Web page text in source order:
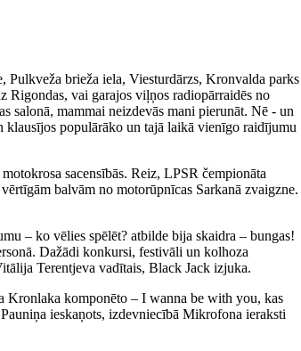
Pulkveža brieža iela, Viesturdārzs, Kronvalda parks
Rigondas, vai garajos viļņos radiopārraidēs no
salonā, mammai neizdevās mani pierunāt. Nē - un
klausījos populārāko un tajā laikā vienīgo raidījumu
sacensībās. Reiz, LPSR čempionāta
balvām no motorūpnīcas Sarkanā zvaigzne.
– ko vēlies spēlēt? atbilde bija skaidra – bungas!
Dažādi konkursi, festivāli un kolhoza
Terentjeva vadītais, Black Jack izjuka.
Kronlaka komponēto – I wanna be with you, kas
ieskaņots, izdevniecībā Mikrofona ieraksti